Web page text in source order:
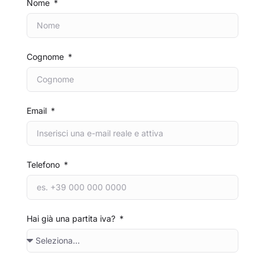
Nome
Cognome
Email
Telefono
Hai già una partita iva?